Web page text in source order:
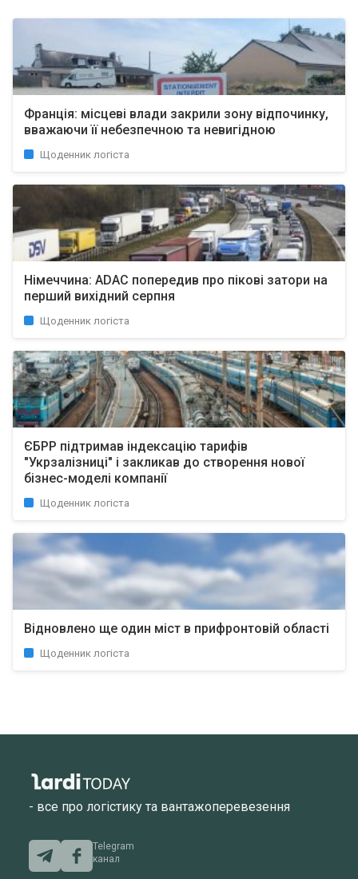
Франція: місцеві влади закрили зону відпочинку,
вважаючи її небезпечною та невигідною
Щоденник логіста
Німеччина: ADAC попередив про пікові затори на
перший вихідний серпня
Щоденник логіста
ЄБРР підтримав індексацію тарифів
"Укрзалізниці" і закликав до створення нової
бізнес-моделі компанії
Щоденник логіста
Відновлено ще один міст в прифронтовій області
Щоденник логіста
- все про логістику та вантажоперевезення
Telegram
канал